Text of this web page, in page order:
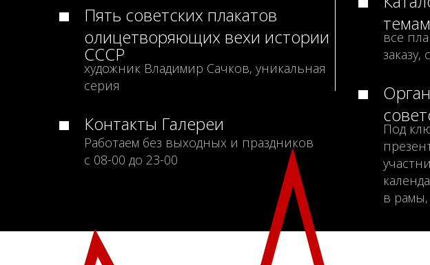
Пять советских плакатов
олицетворяющих вехи истории
СССР
художник Владимир Сачков, уникальная
серия
Контакты Галереи
Работаем без выходных и праздников
с 08-00 до 23-00
темам
все
Под
в рамы,